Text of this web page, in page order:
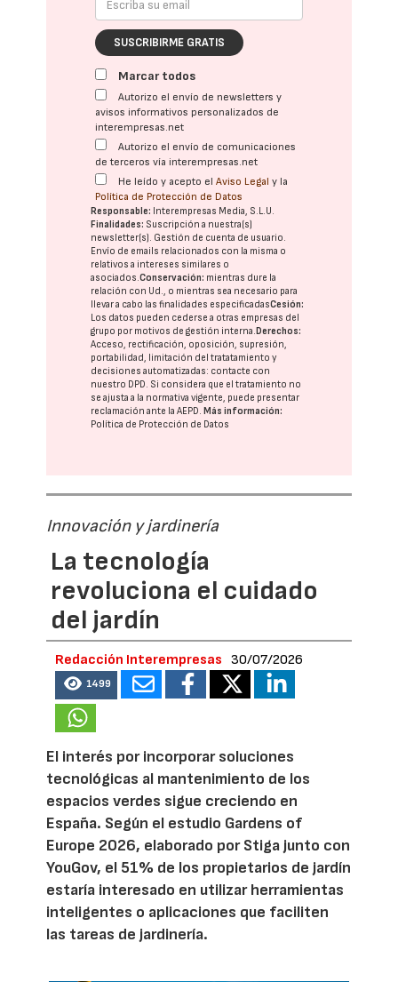
SUSCRIBIRME GRATIS
Marcar todos
Autorizo el envío de newsletters y
avisos informativos personalizados de
interempresas.net
Autorizo el envío de comunicaciones
de terceros vía interempresas.net
He leído y acepto elAviso Legal y la
Política de Protección de Datos
Responsable: Interempresas Media, S.L.U.
Finalidades: Suscripción a nuestra(s)
newsletter(s). Gestión de cuenta de usuario.
Envío de emails relacionados con la misma o
relativos a intereses similares o
asociados.Conservación: mientras dure la
relación con Ud., o mientras sea necesario para
llevar a cabo las finalidades especificadasCesión:
Los datos pueden cederse a otras empresas del
grupo por motivos de gestión interna.Derechos:
Acceso, rectificación, oposición, supresión,
portabilidad, limitación del tratatamiento y
decisiones automatizadas: contacte con
nuestro DPD. Si considera que el tratamiento no
se ajusta a la normativa vigente, puede presentar
reclamación ante laAEPD.Más información:
Política de Protección de Datos
Innovación y jardinería
La tecnología
revoluciona el cuidado
del jardín
Redacción Interempresas 30/07/2026
1499
El interés por incorporar soluciones
tecnológicas al mantenimiento de los
espacios verdes sigue creciendo en
España. Según el estudio Gardens of
Europe 2026, elaborado por Stiga junto con
YouGov, el 51% de los propietarios de jardín
estaría interesado en utilizar herramientas
inteligentes o aplicaciones que faciliten
las tareas de jardinería.